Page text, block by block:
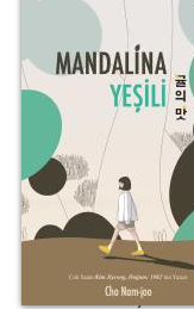
Mandalina Yeşili